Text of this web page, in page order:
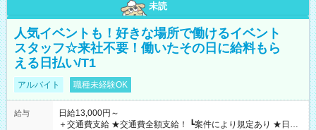
未読
人気イベントも！好きな場所で働けるイベント
スタッフ☆来社不要！働いたその日に給料もら
える日払い/T1
アルバイト 職種未経験OK
給与
日給13,000円～
＋交通費支給 ★交通費全額支給！ ┗案件により規定あり ★日払